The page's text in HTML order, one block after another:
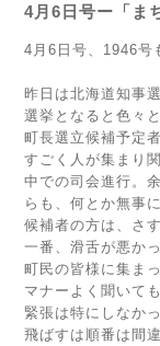
4月6日号ー「ま
4月6日号、1946号
昨日は北海道知事
選挙となると色々
町長選立候補予定
すごく人が集まり
中での司会進行。
らも、何とか無事
候補者の方は、さ
一番、滑舌が悪か
町民の皆様に集ま
マナーよく聞いて
緊張は特にしなか
飛ばすは順番は間